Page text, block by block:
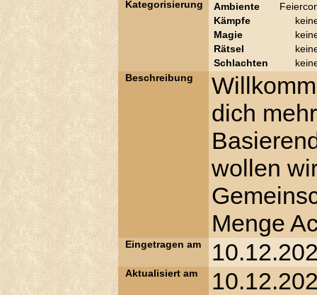
Kategorisierung Ambiente
Kämpfe
Magie
Rätsel
Schlachten
Beschreibung
dich
wollen
Menge
Eingetragen am
Aktualisiert am